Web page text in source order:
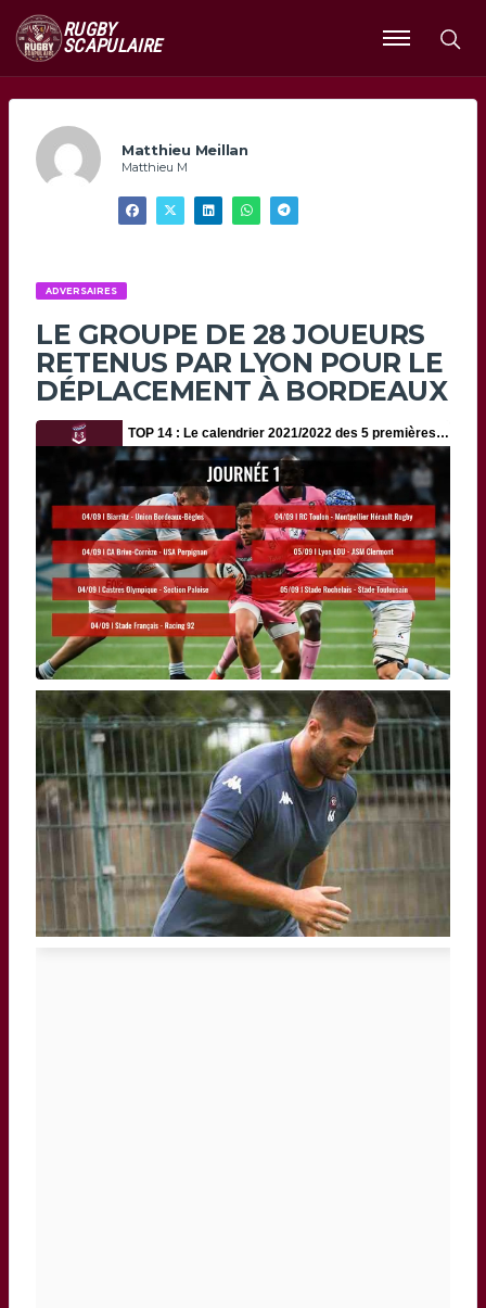
RUGBY
SCAPULAIRE
Ouvrir
le
Matthieu Meillan
Matthieu M
ADVERSAIRES
LE GROUPE DE 28 JOUEURS
RETENUS PAR LYON POUR LE
DÉPLACEMENT À BORDEAUX